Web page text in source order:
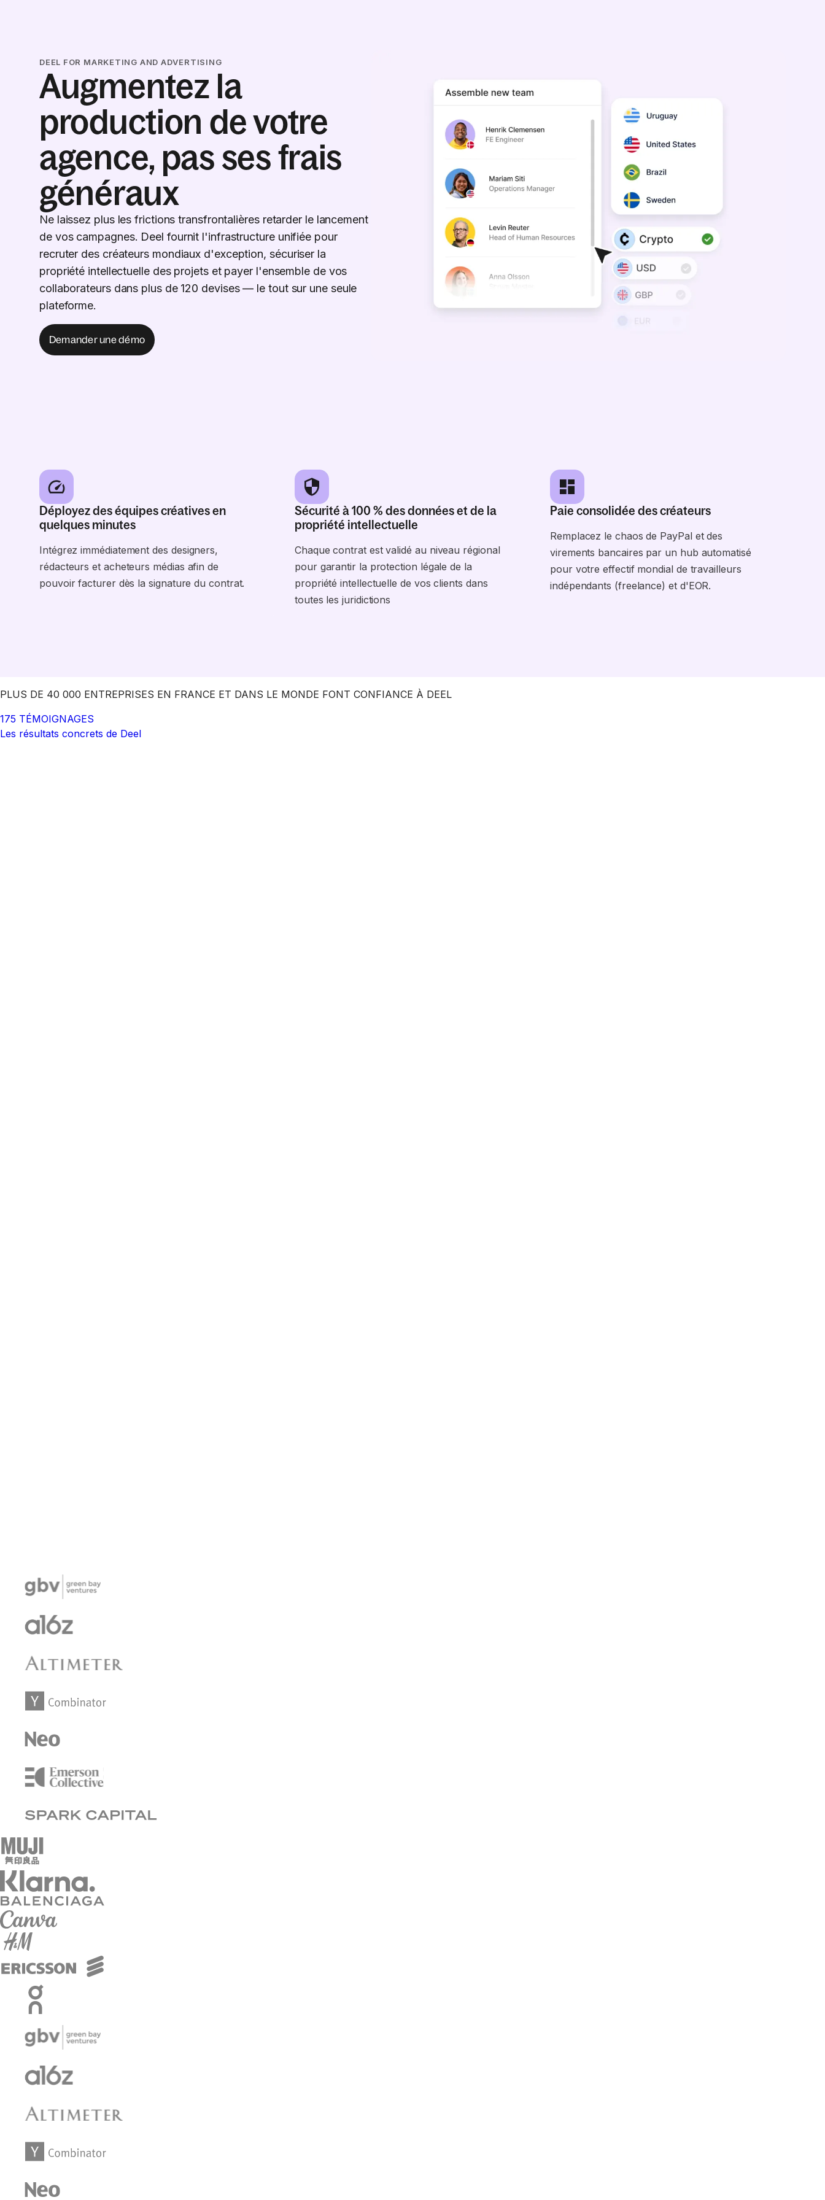
DEEL FOR MARKETING AND ADVERTISING
Augmentez la
production de votre
agence, pas ses frais
généraux
Ne laissez plus les frictions transfrontalières retarder le lancement
de vos campagnes. Deel fournit l'infrastructure unifiée pour
recruter des créateurs mondiaux d'exception, sécuriser la
propriété intellectuelle des projets et payer l'ensemble de vos
collaborateurs dans plus de 120 devises — le tout sur une seule
plateforme.
Demander une démo
Déployez des équipes créatives en
quelques minutes
Intégrez immédiatement des designers,
rédacteurs et acheteurs médias afin de
pouvoir facturer dès la signature du contrat.
Sécurité à 100 % des données et de la
propriété intellectuelle
Chaque contrat est validé au niveau régional
pour garantir la protection légale de la
propriété intellectuelle de vos clients dans
toutes les juridictions
Paie consolidée des créateurs
Remplacez le chaos de PayPal et des
virements bancaires par un hub automatisé
pour votre effectif mondial de travailleurs
indépendants (freelance) et d'EOR.
PLUS DE 40 000 ENTREPRISES EN FRANCE ET DANS LE MONDE FONT CONFIANCE À DEEL
175 TÉMOIGNAGES
Les résultats concrets de Deel